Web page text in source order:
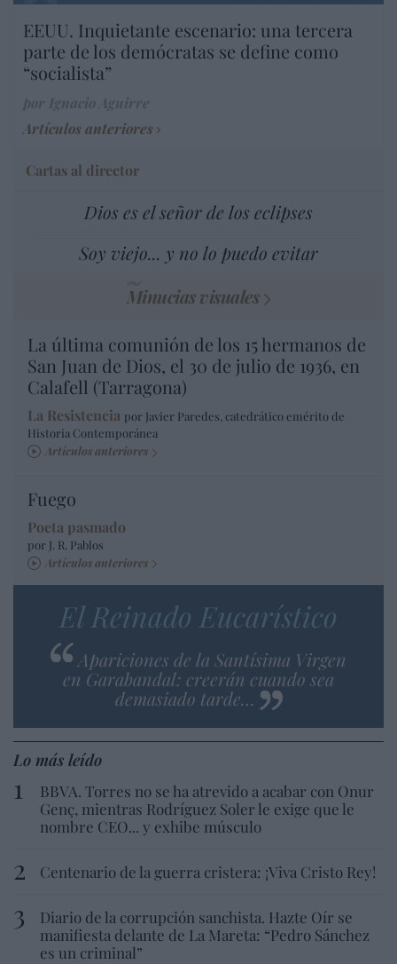
EEUU. Inquietante escenario: una tercera
parte de los demócratas se define como
“socialista”
Artículos anteriores
Cartas al director
Dios es el señor de los eclipses
Soy viejo... y no lo puedo evitar
Minucias visuales
La última comunión de los 15 hermanos de
San Juan de Dios, el 30 de julio de 1936, en
Calafell (Tarragona)
La Resistencia por Javier Paredes, catedrático emérito de
Historia Contemporánea
Artículos anteriores
Fuego
Poeta pasmado
por J. R. Pablos
Artículos anteriores
El Reinado Eucarístico
Apariciones de la Santísima Virgen
en Garabandal: creerán cuando sea
demasiado tarde…
Lo más leído
BBVA. Torres no se ha atrevido a acabar con Onur
Genç, mientras Rodríguez Soler le exige que le
nombre CEO... y exhibe músculo
Centenario de la guerra cristera: ¡Viva Cristo Rey!
Diario de la corrupción sanchista. Hazte Oír se
manifiesta delante de La Mareta: “Pedro Sánchez
es un criminal”